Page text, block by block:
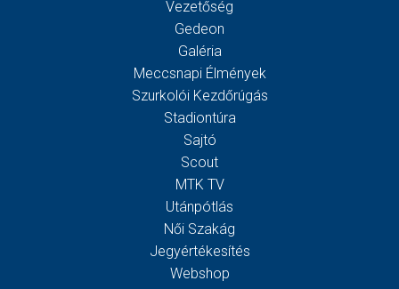
Vezetőség
Gedeon
Galéria
Meccsnapi Élmények
Szurkolói Kezdőrúgás
Stadiontúra
Sajtó
Scout
MTK TV
Utánpótlás
Női Szakág
Jegyértékesítés
Webshop